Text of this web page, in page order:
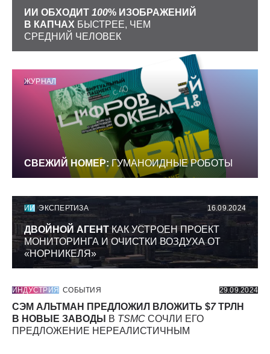
ИИ ОБХОДИТ 100% ИЗОБРАЖЕНИЙ
В КАПЧАХ БЫСТРЕЕ, ЧЕМ
СРЕДНИЙ ЧЕЛОВЕК
ЖУРНАЛ
СВЕЖИЙ НОМЕР: ГУМАНОИДНЫЕ РОБОТЫ
ИИ ЭКСПЕРТИЗА 16.09.2024
ДВОЙНОЙ АГЕНТКАК УСТРОЕН ПРОЕКТ
МОНИТОРИНГА И ОЧИСТКИ ВОЗДУХА ОТ
«НОРНИКЕЛЯ»
ИНДУСТРИЯ СОБЫТИЯ 29.09.2024
СЭМ АЛЬТМАН ПРЕДЛОЖИЛ ВЛОЖИТЬ $7ТРЛН
В НОВЫЕ ЗАВОДЫ
В TSMC СОЧЛИ ЕГО
ПРЕДЛОЖЕНИЕ НЕРЕАЛИСТИЧНЫМ